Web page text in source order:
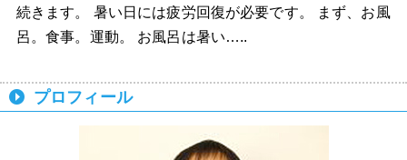
続きます。 暑い日には疲労回復が必要です。 まず、お風
呂。食事。運動。 お風呂は暑い…..
プロフィール